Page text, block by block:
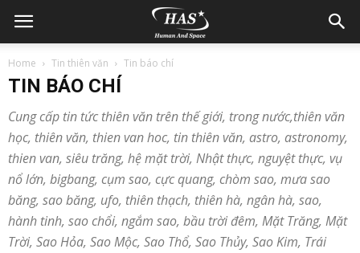
Home Tin thiên văn Tin báo chí
TIN BÁO CHÍ
Cung cấp tin tức thiên văn trên thế giới, trong nước,thiên văn
học, thiên văn, thien van hoc, tin thiên văn, astro, astronomy,
thien van, siêu trăng, hệ mặt trời, Nhật thực, nguyệt thực, vụ
nổ lớn, bigbang, cụm sao, cực quang, chòm sao, mưa sao
băng, sao băng, ufo, thiên thạch, thiên hà, ngân hà, sao,
hành tinh, sao chổi, ngắm sao, bầu trời đêm, Mặt Trăng, Mặt
Trời, Sao Hỏa, Sao Mộc, Sao Thổ, Sao Thủy, Sao Kim, Trái